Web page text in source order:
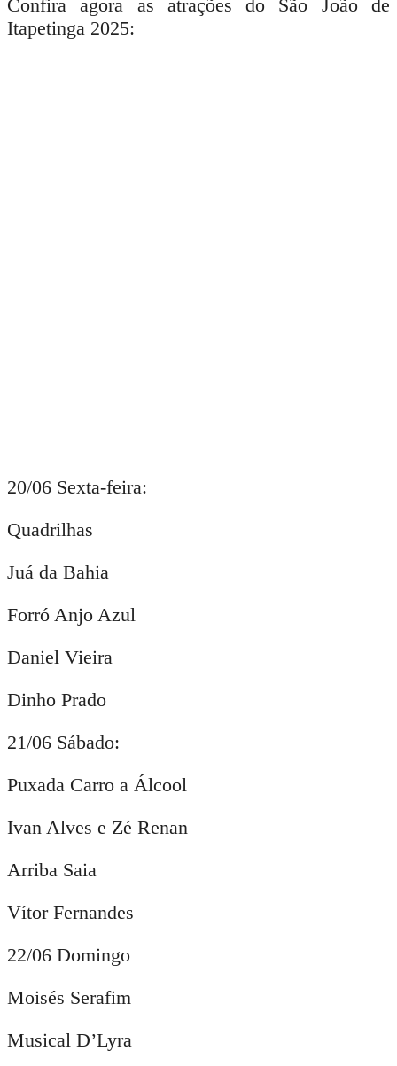
Confira agora as atrações do São João de
Itapetinga 2025:
20/06 Sexta-feira:
Quadrilhas
Juá da Bahia
Forró Anjo Azul
Daniel Vieira
Dinho Prado
21/06 Sábado:
Puxada Carro a Álcool
Ivan Alves e Zé Renan
Arriba Saia
Vítor Fernandes
22/06 Domingo
Moisés Serafim
Musical D’Lyra